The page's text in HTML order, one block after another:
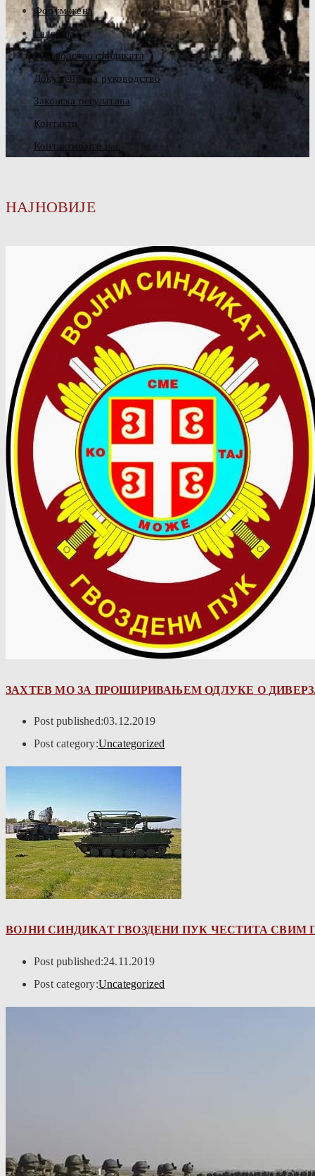
Форум жена
Галерија
Руководство синдиката
Документа за руководство
Законска регулатива
Контакти
Контактирајте нас
НАЈНОВИЈЕ
ЗАХТЕВ МО ЗА ПРОШИРИВАЊЕМ ОДЛУКЕ О
Post published:03.12.2019
Post category:Uncategorized
ВОЈНИ СИНДИКАТ ГВОЗДЕНИ ПУК ЧЕСТИТА СВИМ
Post published:24.11.2019
Post category:Uncategorized